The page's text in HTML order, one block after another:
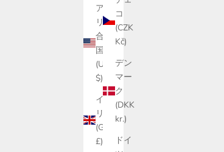
コ
(CZK
Kč)
デン
マー
ク
(DKK
kr.)
ドイ
アメ
リカ
合衆
国
(USD
$)
イギ
リス
(GBP
£)